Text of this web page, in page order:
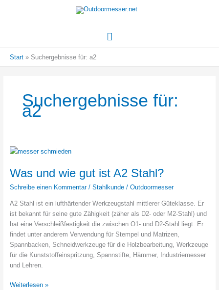
Hauptmenü
Start Suchergebnisse für: a2
Suchergebnisse für:
a2
Was und wie gut ist A2 Stahl?
Schreibe einen Kommentar / Stahlkunde/ Outdoormesser
A2 Stahl ist ein lufthärtender Werkzeugstahl mittlerer Güteklasse. Er
ist bekannt für seine gute Zähigkeit (zäher als D2- oder M2-Stahl) und
hat eine Verschleißfestigkeit die zwischen O1- und D2-Stahl liegt. Er
findet unter anderem Verwendung für Stempel und Matrizen,
Spannbacken, Schneidwerkzeuge für die Holzbearbeitung, Werkzeuge
für die Kunststoffeinspritzung, Spannstifte, Hämmer, Industriemesser
und Lehren.
Was
Weiterlesen »